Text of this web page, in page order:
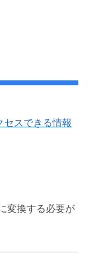
セスできる情報
変換する必要が